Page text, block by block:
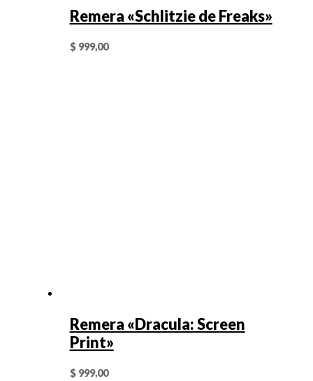
Remera «Schlitzie de Freaks»
$999,00
Remera «Dracula: Screen
Print»
$999,00